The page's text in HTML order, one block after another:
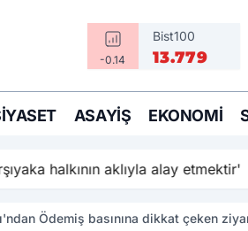
-0.14
Bist100
13.779
ASAYIŞ EKONOMI
halkının aklıyla alay etmektir'
Ödemiş basınına dikkat çeken